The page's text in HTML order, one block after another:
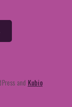
and Kubio